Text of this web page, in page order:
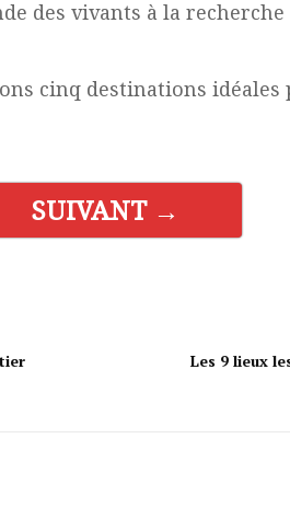
des vivants à la
cinq destinations idéales
SUIVANT →
Les 9 lieux